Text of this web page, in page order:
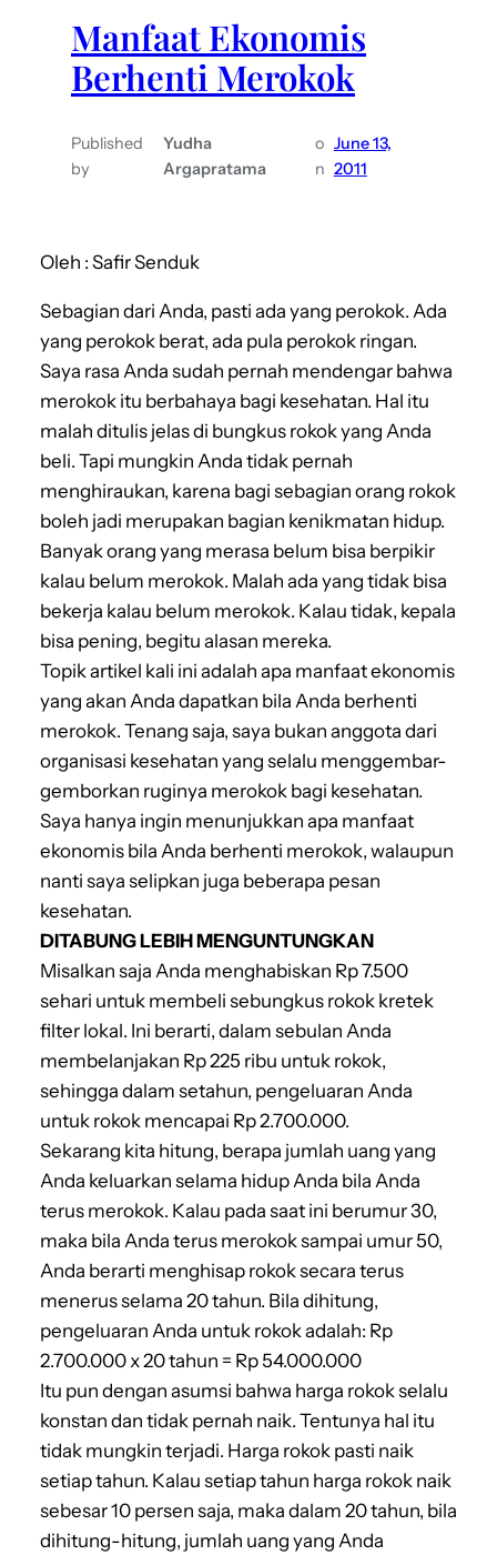
Manfaat Ekonomis
Berhenti Merokok
Published
by
Yudha
Argapratama
o
n
June 13,
2011
Oleh : Safir Senduk
Sebagian dari Anda, pasti ada yang perokok. Ada
yang perokok berat, ada pula perokok ringan.
Saya rasa Anda sudah pernah mendengar bahwa
merokok itu berbahaya bagi kesehatan. Hal itu
malah ditulis jelas di bungkus rokok yang Anda
beli. Tapi mungkin Anda tidak pernah
menghiraukan, karena bagi sebagian orang rokok
boleh jadi merupakan bagian kenikmatan hidup.
Banyak orang yang merasa belum bisa berpikir
kalau belum merokok. Malah ada yang tidak bisa
bekerja kalau belum merokok. Kalau tidak, kepala
bisa pening, begitu alasan mereka.
Topik artikel kali ini adalah apa manfaat ekonomis
yang akan Anda dapatkan bila Anda berhenti
merokok. Tenang saja, saya bukan anggota dari
organisasi kesehatan yang selalu menggembar-
gemborkan ruginya merokok bagi kesehatan.
Saya hanya ingin menunjukkan apa manfaat
ekonomis bila Anda berhenti merokok, walaupun
nanti saya selipkan juga beberapa pesan
kesehatan.
DITABUNG LEBIH MENGUNTUNGKAN
Misalkan saja Anda menghabiskan Rp 7.500
sehari untuk membeli sebungkus rokok kretek
filter lokal. Ini berarti, dalam sebulan Anda
membelanjakan Rp 225 ribu untuk rokok,
sehingga dalam setahun, pengeluaran Anda
untuk rokok mencapai Rp 2.700.000.
Sekarang kita hitung, berapa jumlah uang yang
Anda keluarkan selama hidup Anda bila Anda
terus merokok. Kalau pada saat ini berumur 30,
maka bila Anda terus merokok sampai umur 50,
Anda berarti menghisap rokok secara terus
menerus selama 20 tahun. Bila dihitung,
pengeluaran Anda untuk rokok adalah: Rp
2.700.000 x 20 tahun = Rp 54.000.000
Itu pun dengan asumsi bahwa harga rokok selalu
konstan dan tidak pernah naik. Tentunya hal itu
tidak mungkin terjadi. Harga rokok pasti naik
setiap tahun. Kalau setiap tahun harga rokok naik
sebesar 10 persen saja, maka dalam 20 tahun, bila
dihitung-hitung, jumlah uang yang Anda